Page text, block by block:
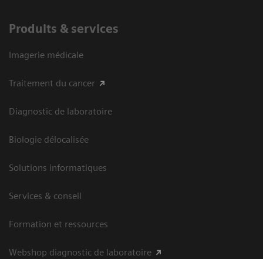
Produits & services
Imagerie médicale
Traitement du cancer
Diagnostic de laboratoire
Biologie délocalisée
Solutions informatiques
Services & conseil
Formation et ressources
Webshop diagnostic de laboratoire